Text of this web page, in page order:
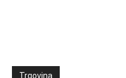
Trgovina